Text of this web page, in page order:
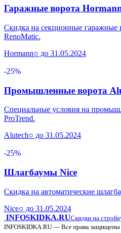
Гаражные ворота
Скидка на секционные гаражные
RenoMatic.
Hormann○ до 31.05.2024
-25%
Промышленные ворота
Специальные условия на
ProTrend.
Alutech○ до 31.05.2024
-25%
Шлагбаумы Nice
Скидка на автоматические
Nice○ до 31.05.2024
INFOSKIDKA.RUСкидки на
INFOSKIDKA.RU — Все права защищены